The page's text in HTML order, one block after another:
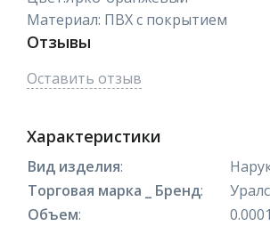
Материал: ПВХ с покрытием
Отзывы
Оставить отзыв
Характеристики
Вид изделия:
Торговая марка _ Бренд:
Объем:
0.0001